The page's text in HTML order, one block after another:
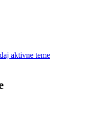
aktivne teme